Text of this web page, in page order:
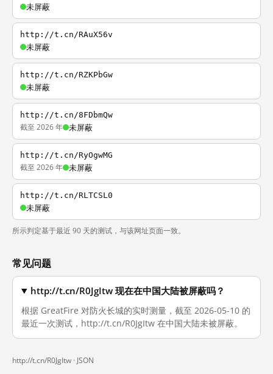
未屏蔽
http://t.cn/RAuX56v
未屏蔽
http://t.cn/RZKPbGw
未屏蔽
http://t.cn/8FDbmQw
截至 2026 年 未屏蔽
http://t.cn/RyOgwMG
截至 2026 年 未屏蔽
http://t.cn/RLTCSL0
未屏蔽
所示判定基于最近 90 天的测试，与该网址页面一致。
常见问题
http://t.cn/R0JgItw 现在在中国大陆被屏蔽吗？
根据 GreatFire 对防火长城的实时测量，截至 2026-05-10 的
最近一次测试，http://t.cn/R0JgItw 在中国大陆未被屏蔽。
http://t.cn/R0JgItw · JSON